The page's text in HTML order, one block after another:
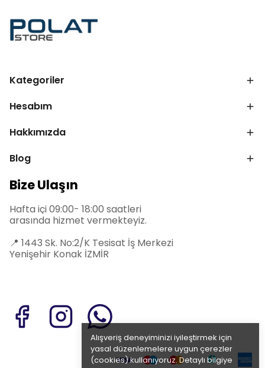
Alışveriş deneyiminizi iyileştirmek için
yasal düzenlemelere uygun çerezler
(cookies) kullanıyoruz. Detaylı bilgiye
Kategoriler
Hesabım
Hakkımızda
Blog
Bize Ulaşın
Hafta içi 09:00- 18:00 saatleri
arasında hizmet vermekteyiz.
📍 1443 Sk. No:2/K Tesisat İş Merkezi
Yenişehir Konak İZMİR